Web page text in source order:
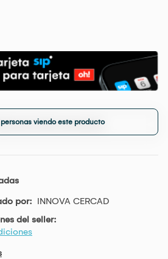
personas viendo este producto
por: INNOVA CERCAD
del seller: